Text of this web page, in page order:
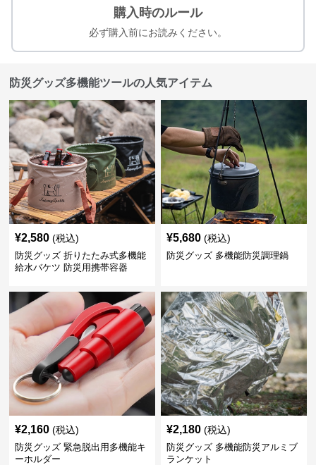
購入時のルール
必ず購入前にお読みください。
防災グッズ多機能ツールの人気アイテム
¥2,580 (税込)
防災グッズ 折りたたみ式多機能
給水バケツ 防災用携帯容器
¥5,680 (税込)
防災グッズ 多機能防災調理鍋
¥2,160 (税込)
防災グッズ 緊急脱出用多機能キ
ーホルダー
¥2,180 (税込)
防災グッズ 多機能防災アルミブ
ランケット